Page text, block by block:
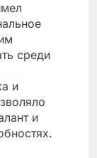
среди
и
и